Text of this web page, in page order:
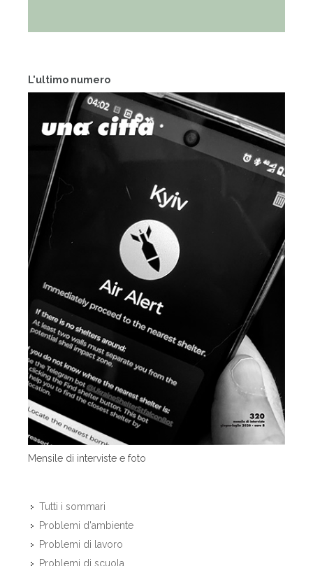
L'ultimo numero
Mensile di interviste e foto
Tutti i sommari
Problemi d'ambiente
Problemi di lavoro
Problemi di scuola